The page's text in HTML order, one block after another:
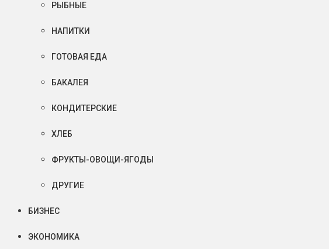
РЫБНЫЕ
НАПИТКИ
ГОТОВАЯ ЕДА
БАКАЛЕЯ
КОНДИТЕРСКИЕ
ХЛЕБ
ФРУКТЫ-ОВОЩИ-ЯГОДЫ
ДРУГИЕ
БИЗНЕС
ЭКОНОМИКА